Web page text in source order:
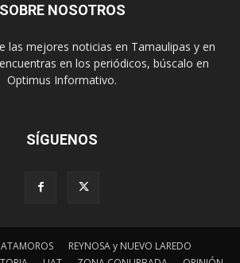
SOBRE NOSOTROS
las mejores noticias en Tamaulipas y en
en los periódicos, búscalo en
Optimus Informativo.
SÍGUENOS
REYNOSA y NUEVO LAREDO